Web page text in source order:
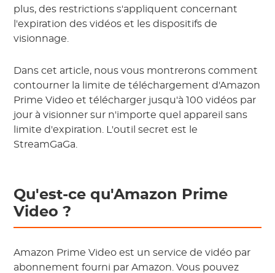
plus, des restrictions s'appliquent concernant
l'expiration des vidéos et les dispositifs de
visionnage.
Dans cet article, nous vous montrerons comment
contourner la limite de téléchargement d'Amazon
Prime Video et télécharger jusqu'à 100 vidéos par
jour à visionner sur n'importe quel appareil sans
limite d'expiration. L'outil secret est le
StreamGaGa.
Qu'est-ce qu'Amazon Prime
Video ?
Amazon Prime Video est un service de vidéo par
abonnement fourni par Amazon. Vous pouvez